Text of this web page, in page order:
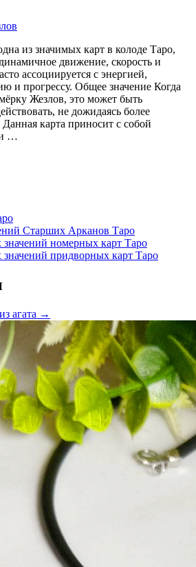
из значимых карт в колоде Таро,
движение, скорость и
ассоциируется с энергией,
и прогрессу. Общее значение Когда
Жезлов, это может быть
не дожидаясь более
карта приносит с собой
и …
Старших Арканов Таро
значений номерных карт Таро
значений придворных карт Таро
агата →